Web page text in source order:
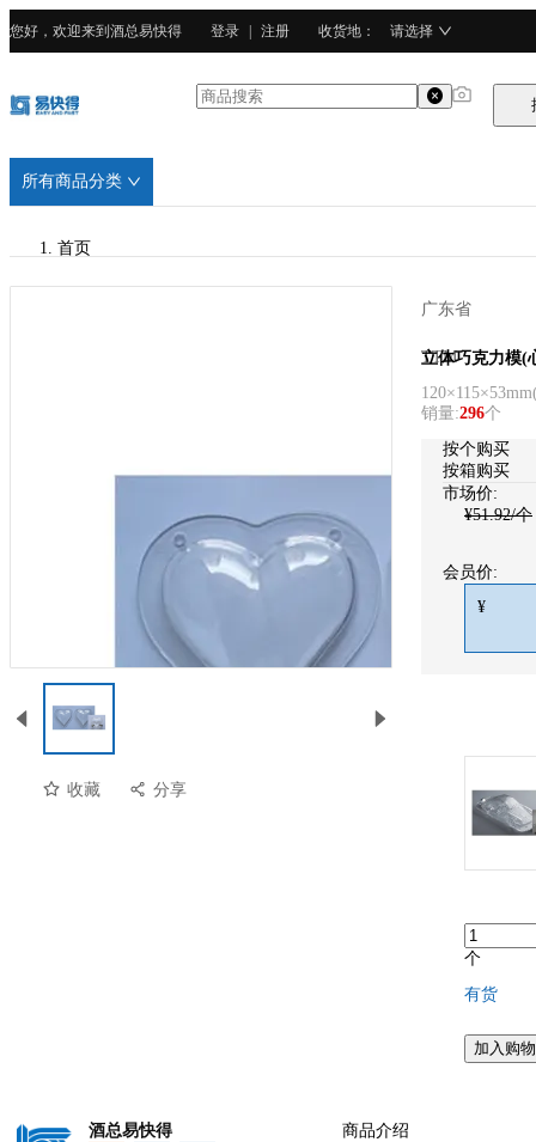
您好，欢迎来到酒总易快得 登录 注册 收货地 ： 请选择
所有商品分类
首页
收藏 分享
广东省
TTM
立体巧克力模(
120×115×53mm
销量:296个
按个购买
按箱购买
市场价:
¥51.92/个
会员价:
¥
个
有货
加入购
酒总易快得
商品介绍